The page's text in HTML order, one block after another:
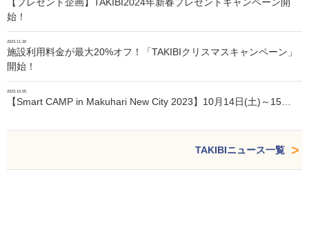
始！
2023.11.30
施設利用料金が最大20%オフ！「TAKIBIクリスマスキャンペーン」
開始！
2023.10.05
【Smart CAMP in Makuhari New City 2023】10月14日(土)～15…
TAKIBIニュース一覧